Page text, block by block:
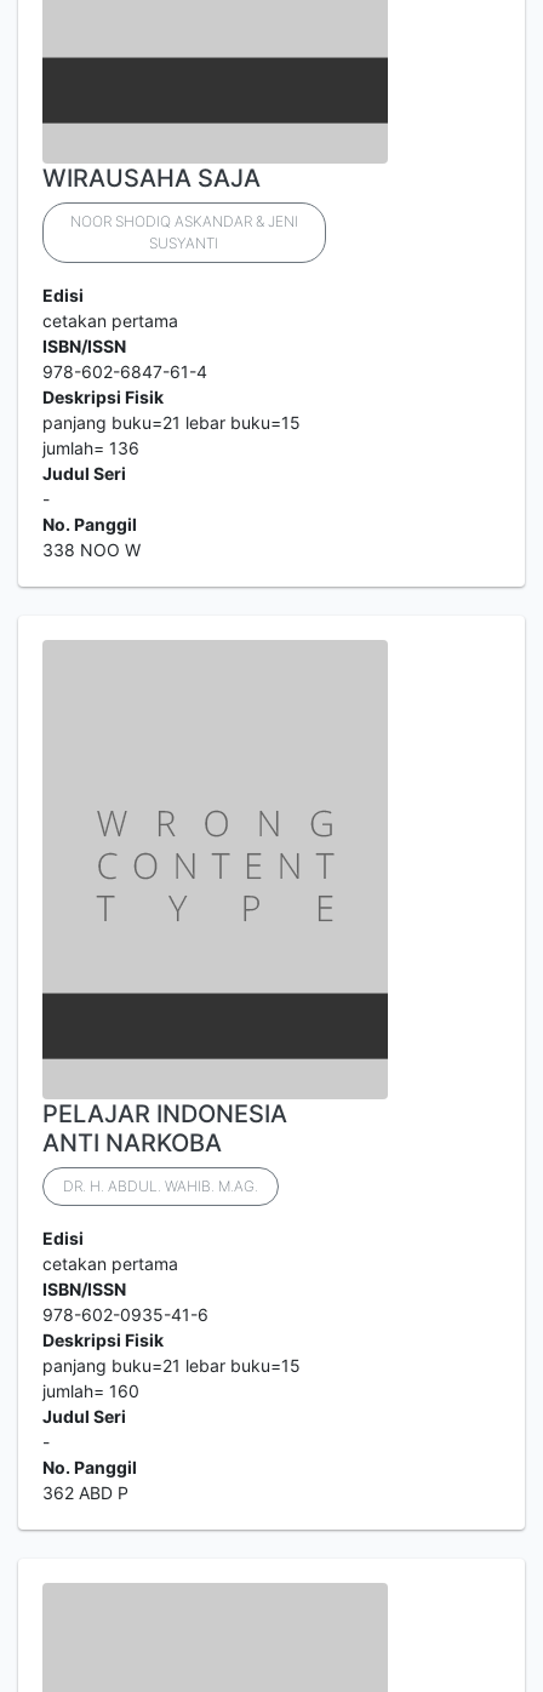
WIRAUSAHA SAJA
NOOR SHODIQ ASKANDAR & JENI
SUSYANTI
Edisi
cetakan pertama
ISBN/ISSN
978-602-6847-61-4
Deskripsi Fisik
panjang buku=21 lebar buku=15
jumlah= 136
Judul Seri
-
No. Panggil
338 NOO W
PELAJAR INDONESIA
ANTI NARKOBA
DR. H. ABDUL. WAHIB. M.AG.
Edisi
cetakan pertama
ISBN/ISSN
978-602-0935-41-6
Deskripsi Fisik
panjang buku=21 lebar buku=15
jumlah= 160
Judul Seri
-
No. Panggil
362 ABD P